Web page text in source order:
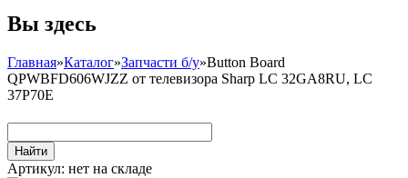
Вы здесь
Главная»Каталог»Запчасти б/у»Button Board
QPWBFD606WJZZ от телевизора Sharp LC 32GA8RU, LC
37P70E
Артикул: нет на складе